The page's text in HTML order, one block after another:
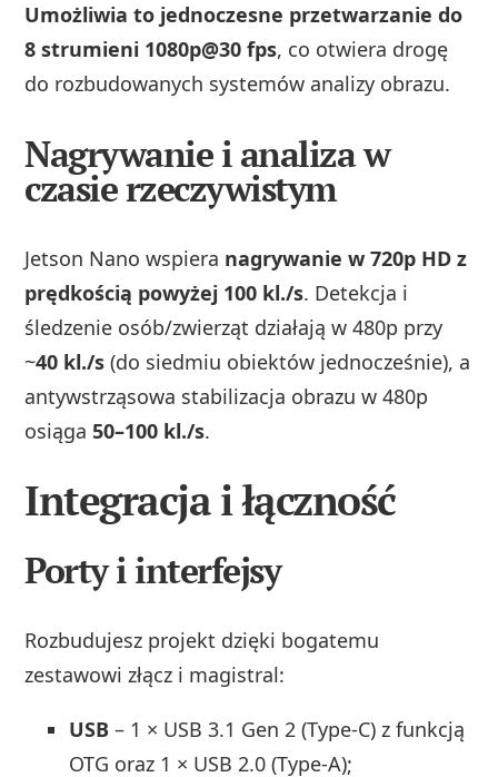
Umożliwia to jednoczesne przetwarzanie do
8 strumieni 1080p@30 fps, co otwiera drogę
do rozbudowanych systemów analizy obrazu.
Nagrywanie i analiza w
czasie rzeczywistym
Jetson Nano wspiera nagrywanie w 720p HD z
prędkością powyżej 100 kl./s. Detekcja i
śledzenie osób/zwierząt działają w 480p przy
~40 kl./s (do siedmiu obiektów jednocześnie), a
antywstrząsowa stabilizacja obrazu w 480p
osiąga50–100 kl./s.
Integracja i łączność
Porty i interfejsy
Rozbudujesz projekt dzięki bogatemu
zestawowi złącz i magistral:
USB – 1 × USB 3.1 Gen 2 (Type‑C) z funkcją
OTG oraz 1 × USB 2.0 (Type‑A);